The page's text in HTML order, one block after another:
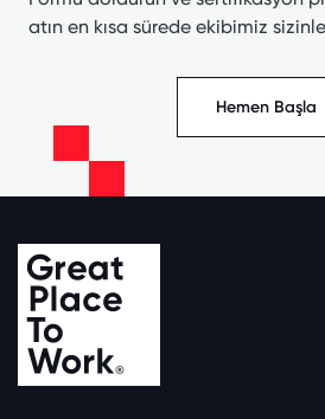
atın en kısa sürede ekibimiz
Hemen Başla